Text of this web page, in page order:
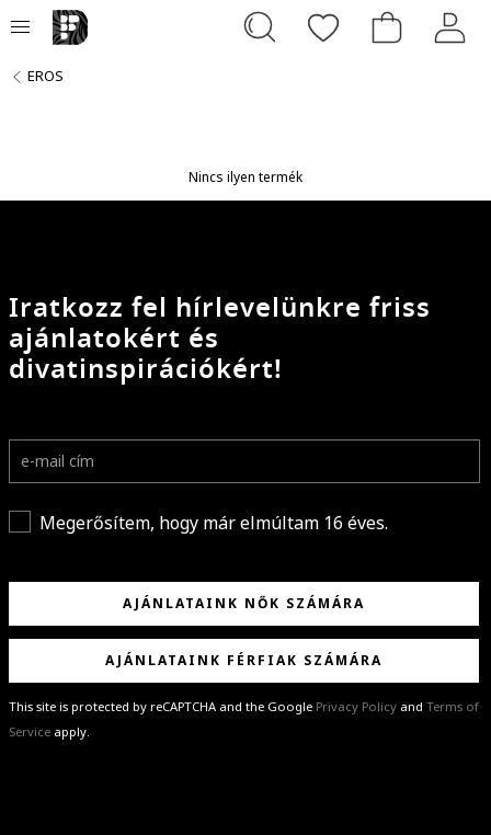
EROS
Nincs ilyen termék
Iratkozz fel hírlevelünkre friss
ajánlatokért és
divatinspirációkért!
Megerősítem, hogy már elmúltam 16 éves.
AJÁNLATAINK NŐK SZÁMÁRA
AJÁNLATAINK FÉRFIAK SZÁMÁRA
This site is protected by reCAPTCHA and the Google Privacy Policy and Terms of
Service apply.